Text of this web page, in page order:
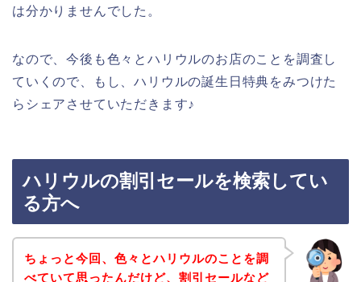
は分かりませんでした。
なので、今後も色々とハリウルのお店のことを調査し
ていくので、もし、ハリウルの誕生日特典をみつけた
らシェアさせていただきます♪
ハリウルの割引セールを検索してい
る方へ
ちょっと今回、色々とハリウルのことを調
べていて思ったんだけど、割引セールなど